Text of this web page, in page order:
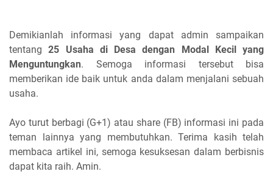
Demikianlah informasi yang dapat admin sampaikan
tentang25 Usaha di Desa dengan Modal Kecil yang
Menguntungkan. Semoga informasi tersebut bisa
memberikan ide baik untuk anda dalam menjalani sebuah
usaha.
Ayo turut berbagi (G+1) atau share (FB) informasi ini pada
teman lainnya yang membutuhkan. Terima kasih telah
membaca artikel ini, semoga kesuksesan dalam berbisnis
dapat kita raih. Amin.